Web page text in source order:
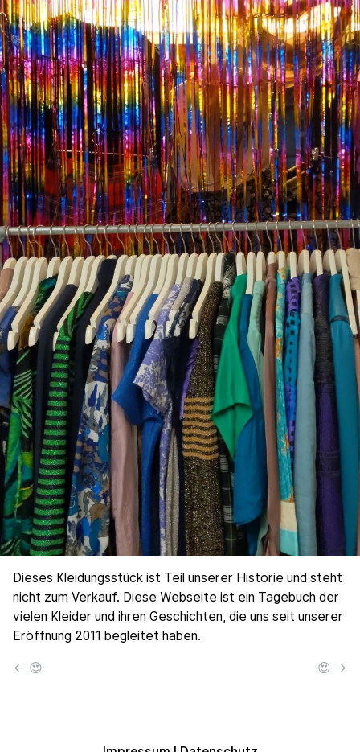
Dieses Kleidungsstück ist Teil unserer Historie und steht
nicht zum Verkauf. Diese Webseite ist ein Tagebuch der
vielen Kleider und ihren Geschichten, die uns seit unserer
Eröffnung 2011 begleitet haben.
← 😍 😍 →